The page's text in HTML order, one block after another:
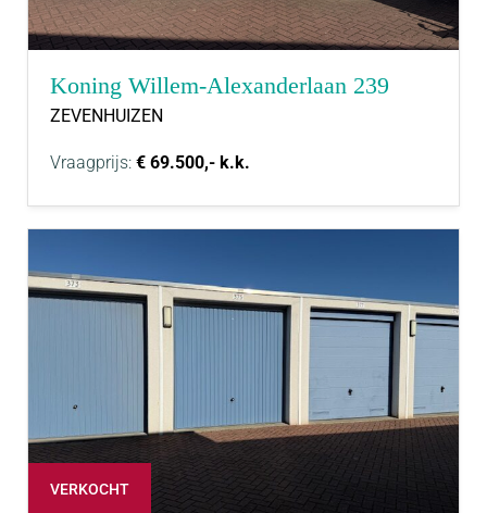
Koning Willem-Alexanderlaan 239
ZEVENHUIZEN
Vraagprijs: € 69.500,- k.k.
VERKOCHT